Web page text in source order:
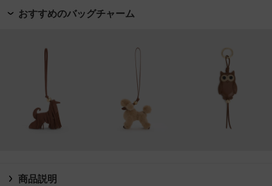
おすすめのバッグチャーム
商品説明